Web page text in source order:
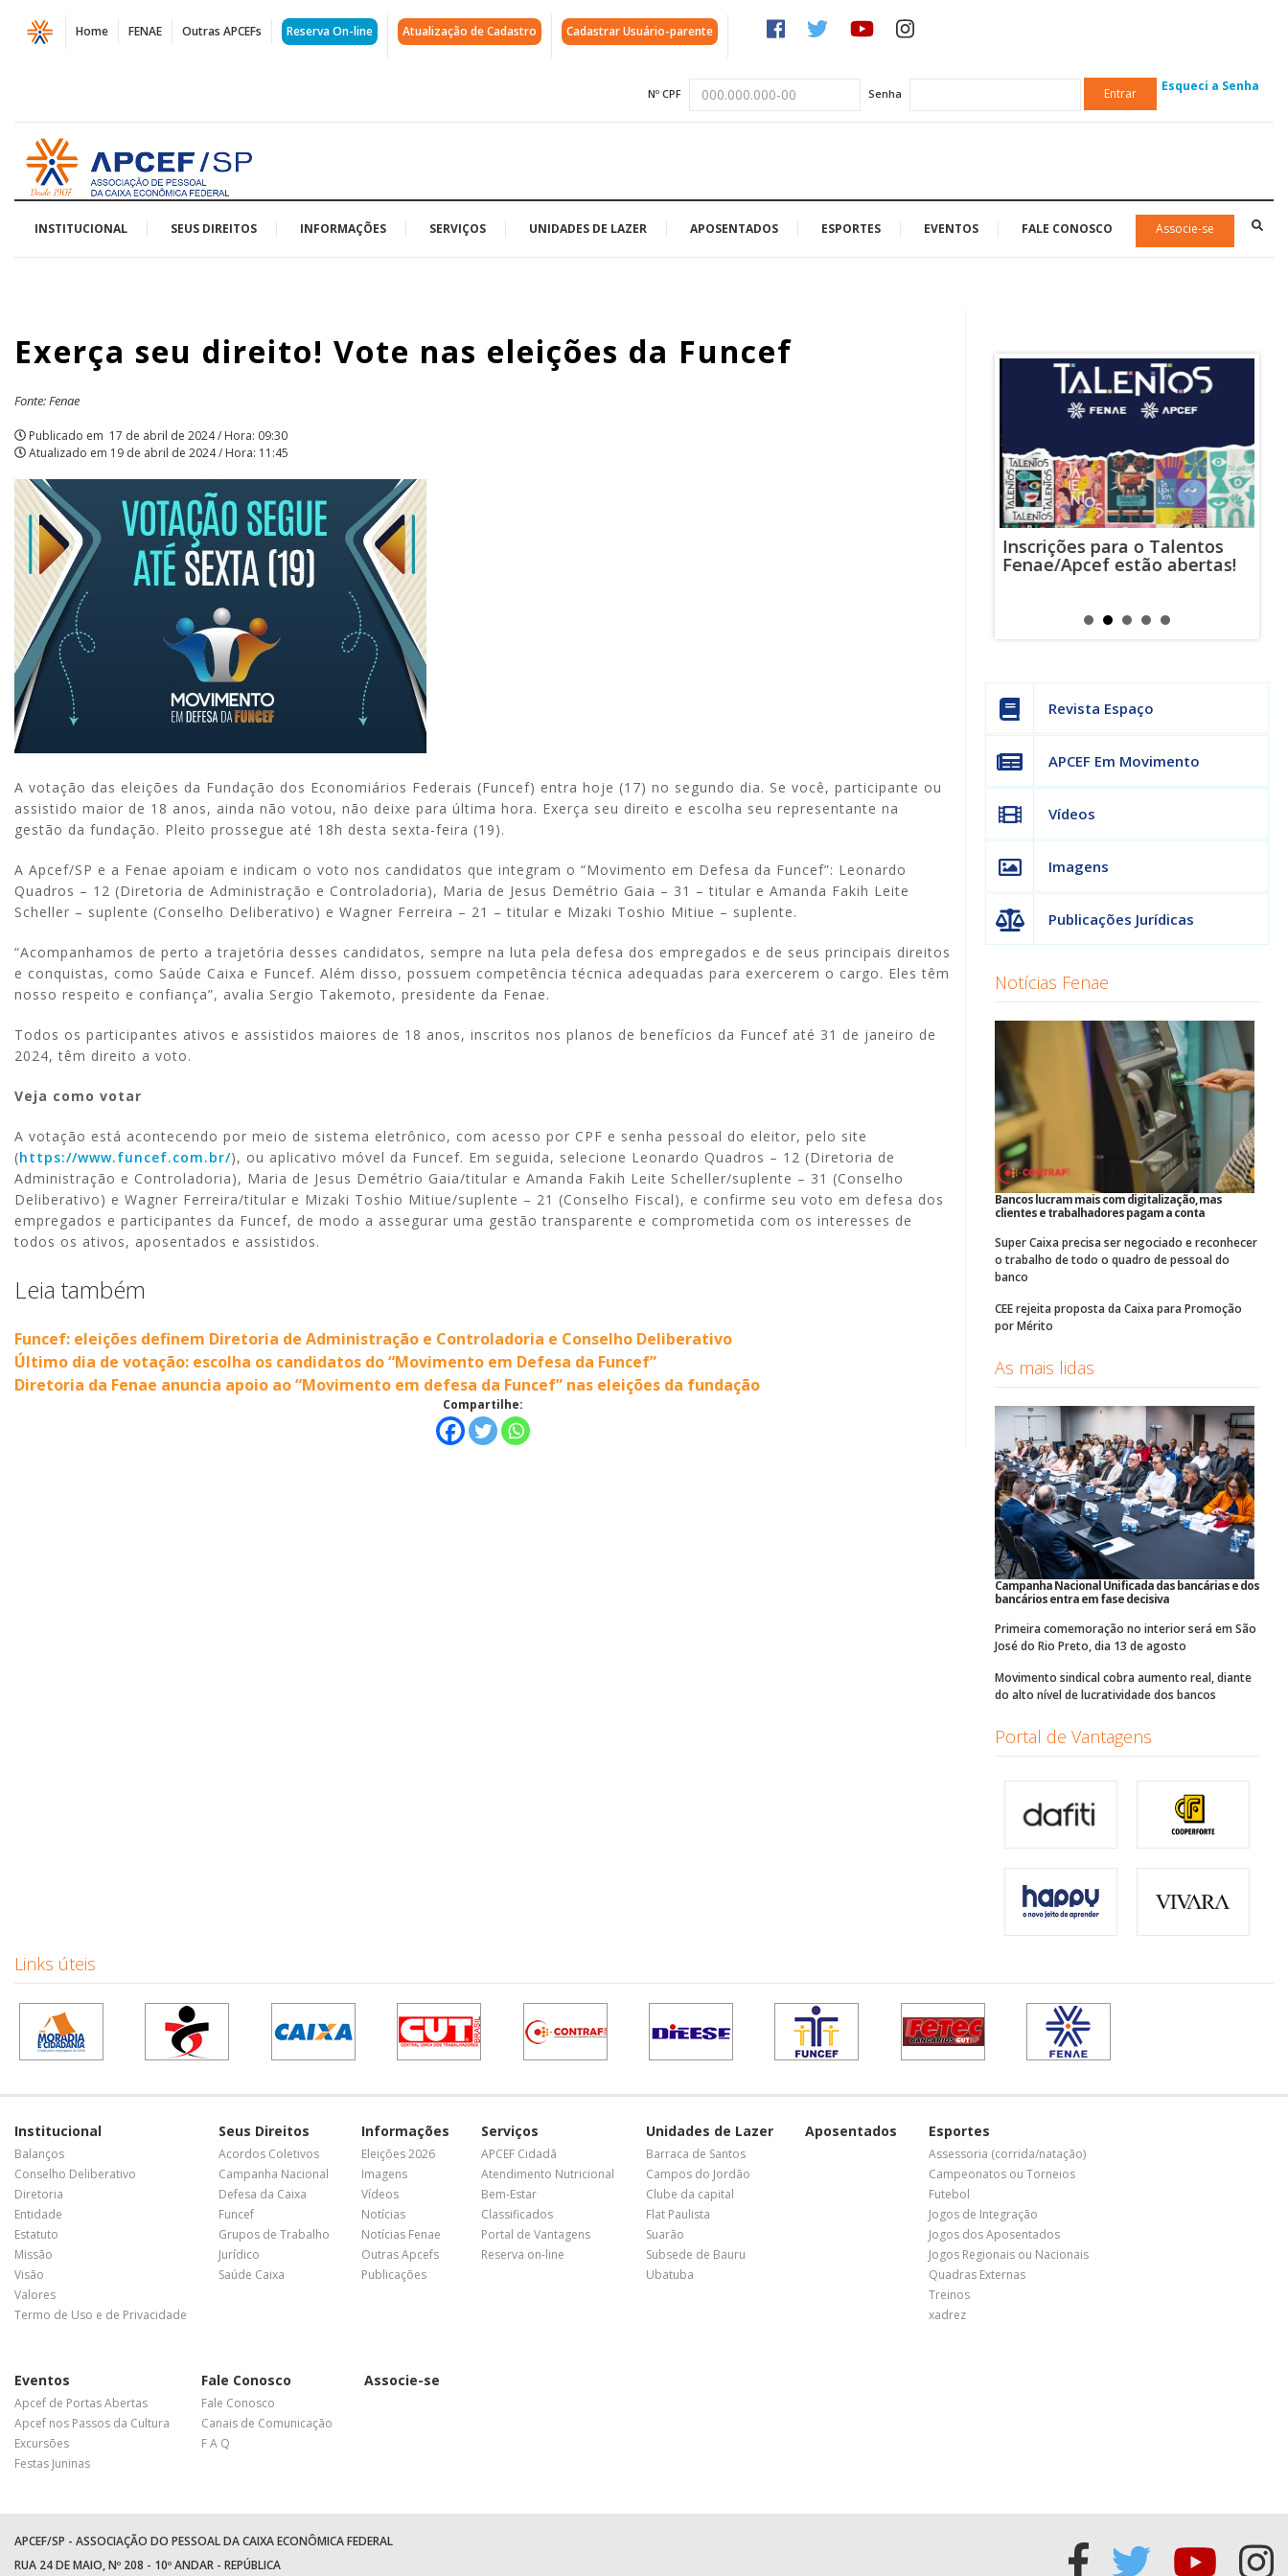
Página
Exerça
direito!
Vote
nas
eleições
|
APCEF/SP
Home FENAE Outras APCEFs Reserva On-line Atualização de Cadastro Cadastrar Usuário-parente
Nº CPF Senha Entrar Esqueci a Senha
Acessar
página
inicial
INSTITUCIONAL SEUS DIREITOS INFORMAÇÕES SERVIÇOS UNIDADES DE LAZER APOSENTADOS ESPORTES EVENTOS FALE CONOSCO Associe-se
Exerça seu direito! Vote nas eleições da Funcef
Fonte: Fenae
Publicado em 17 de abril de 2024 / Hora: 09:30
Atualizado em 19 de abril de 2024 / Hora: 11:45
A votação das eleições da Fundação dos Economiários Federais (Funcef) entra hoje (17) no segundo dia. Se você, participante ou
assistido maior de 18 anos, ainda não votou, não deixe para última hora. Exerça seu direito e escolha seu representante na
gestão da fundação. Pleito prossegue até 18h desta sexta-feira (19).
A Apcef/SP e a Fenae apoiam e indicam o voto nos candidatos que integram o “Movimento em Defesa da Funcef”: Leonardo
Quadros – 12 (Diretoria de Administração e Controladoria), Maria de Jesus Demétrio Gaia – 31 – titular e Amanda Fakih Leite
Scheller – suplente (Conselho Deliberativo) e Wagner Ferreira – 21 – titular e Mizaki Toshio Mitiue – suplente.
“Acompanhamos de perto a trajetória desses candidatos, sempre na luta pela defesa dos empregados e de seus principais direitos
e conquistas, como Saúde Caixa e Funcef. Além disso, possuem competência técnica adequadas para exercerem o cargo. Eles têm
nosso respeito e confiança”, avalia Sergio Takemoto, presidente da Fenae.
Todos os participantes ativos e assistidos maiores de 18 anos, inscritos nos planos de benefícios da Funcef até 31 de janeiro de
2024, têm direito a voto.
Veja como votar
A votação está acontecendo por meio de sistema eletrônico, com acesso por CPF e senha pessoal do eleitor, pelo site
(https://www.funcef.com.br/), ou aplicativo móvel da Funcef. Em seguida, selecione Leonardo Quadros – 12 (Diretoria de
Administração e Controladoria), Maria de Jesus Demétrio Gaia/titular e Amanda Fakih Leite Scheller/suplente – 31 (Conselho
Deliberativo) e Wagner Ferreira/titular e Mizaki Toshio Mitiue/suplente – 21 (Conselho Fiscal), e confirme seu voto em defesa dos
empregados e participantes da Funcef, de modo a assegurar uma gestão transparente e comprometida com os interesses de
todos os ativos, aposentados e assistidos.
Leia também
Funcef: eleições definem Diretoria de Administração e Controladoria e Conselho Deliberativo
Último dia de votação: escolha os candidatos do “Movimento em Defesa da Funcef”
Diretoria da Fenae anuncia apoio ao “Movimento em defesa da Funcef” nas eleições da fundação
Compartilhe:
Inscrições para o Talentos
Fenae/Apcef estão abertas!
Revista Espaço
APCEF Em Movimento
Vídeos
Imagens
Publicações Jurídicas
Notícias Fenae
Bancos lucram mais com digitalização, mas
clientes e trabalhadores pagam a conta
Super Caixa precisa ser negociado e reconhecer
o trabalho de todo o quadro de pessoal do
banco
CEE rejeita proposta da Caixa para Promoção
por Mérito
As mais lidas
Campanha Nacional Unificada das bancárias e dos
bancários entra em fase decisiva
Primeira comemoração no interior será em São
José do Rio Preto, dia 13 de agosto
Movimento sindical cobra aumento real, diante
do alto nível de lucratividade dos bancos
Portal de Vantagens
Links úteis
Institucional
Balanços
Conselho Deliberativo
Diretoria
Entidade
Estatuto
Missão
Visão
Valores
Termo de Uso e de Privacidade
Seus Direitos
Acordos Coletivos
Campanha Nacional
Defesa da Caixa
Funcef
Grupos de Trabalho
Jurídico
Saúde Caixa
Informações
Eleições 2026
Imagens
Vídeos
Notícias
Notícias Fenae
Outras Apcefs
Publicações
Serviços
APCEF Cidadã
Atendimento Nutricional
Bem-Estar
Classificados
Portal de Vantagens
Reserva on-line
Unidades de Lazer
Barraca de Santos
Campos do Jordão
Clube da capital
Flat Paulista
Suarão
Subsede de Bauru
Ubatuba
Aposentados Esportes
Assessoria (corrida/natação)
Campeonatos ou Torneios
Futebol
Jogos de Integração
Jogos dos Aposentados
Jogos Regionais ou Nacionais
Quadras Externas
Treinos
xadrez
Eventos
Apcef de Portas Abertas
Apcef nos Passos da Cultura
Excursões
Festas Juninas
Fale Conosco
Fale Conosco
Canais de Comunicação
F A Q
Associe-se
APCEF/SP - ASSOCIAÇÃO DO PESSOAL DA CAIXA ECONÔMICA FEDERAL
RUA 24 DE MAIO, Nº 208 - 10º ANDAR - REPÚBLICA
Acessar
Acessar